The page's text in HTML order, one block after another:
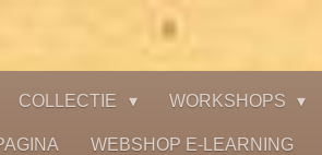
COLLECTIE WORKSHOPS
WEBSHOP E-LEARNING